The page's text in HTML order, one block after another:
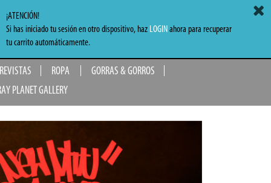
ROPA
GORRAS & GORROS
PLANET GALLERY
¡ATENCIÓN!
Si has iniciado tu sesión en otro dispositivo, haz LOGINahora para recuperar
tu carrito automáticamente.